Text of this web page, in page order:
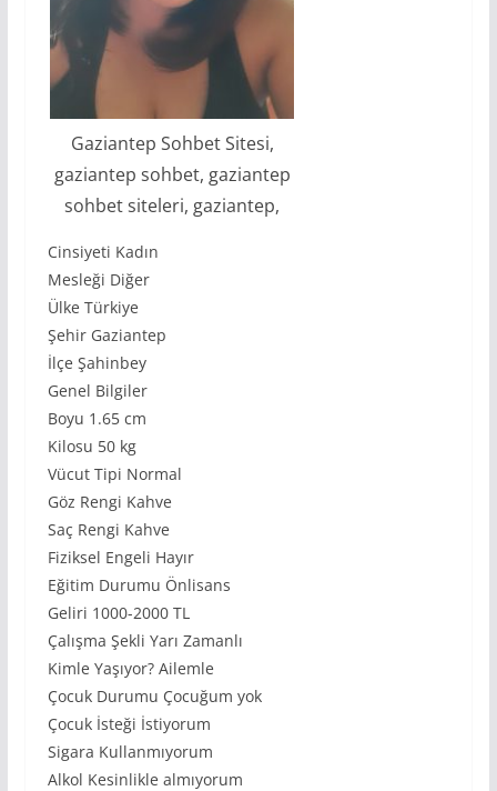
Gaziantep Sohbet Sitesi,
gaziantep sohbet, gaziantep
sohbet siteleri, gaziantep,
Cinsiyeti Kadın
Mesleği Diğer
Ülke Türkiye
Şehir Gaziantep
İlçe Şahinbey
Genel Bilgiler
Boyu 1.65 cm
Kilosu 50 kg
Vücut Tipi Normal
Göz Rengi Kahve
Saç Rengi Kahve
Fiziksel Engeli Hayır
Eğitim Durumu Önlisans
Geliri 1000-2000 TL
Çalışma Şekli Yarı Zamanlı
Kimle Yaşıyor? Ailemle
Çocuk Durumu Çocuğum yok
Çocuk İsteği İstiyorum
Sigara Kullanmıyorum
Alkol Kesinlikle almıyorum